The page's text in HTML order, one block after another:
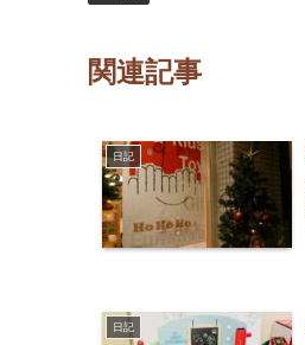
関連記事
日記
日記